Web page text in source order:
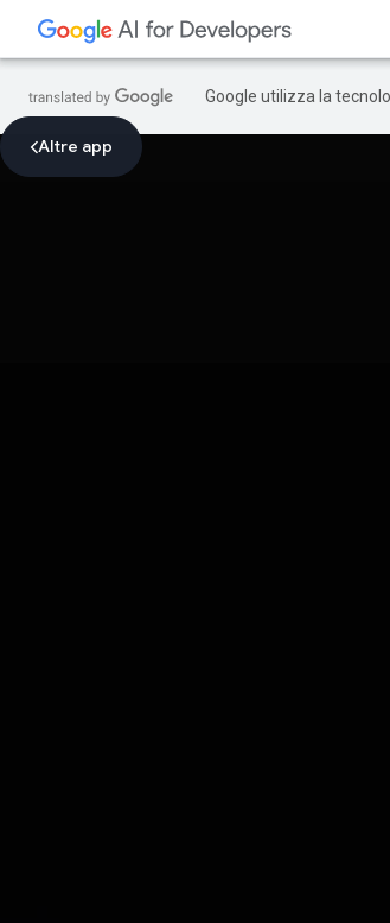
Google utilizza la
Altre app